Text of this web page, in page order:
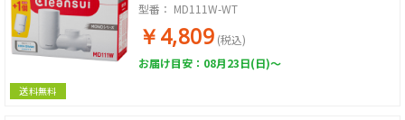
送料無料
型番： MD111W-WT
￥4,809 (税込)
お届け目安：08月23日(日)～